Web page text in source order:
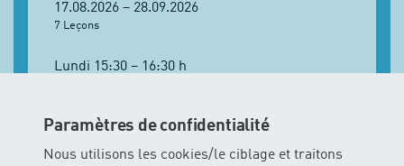
Paramètres de confidentialité
Nous utilisons les cookies/le ciblage et traitons
17.08.2026 – 28.09.2026
7 Leçons
Lundi 15:30 – 16:30 h
Réservation de cours